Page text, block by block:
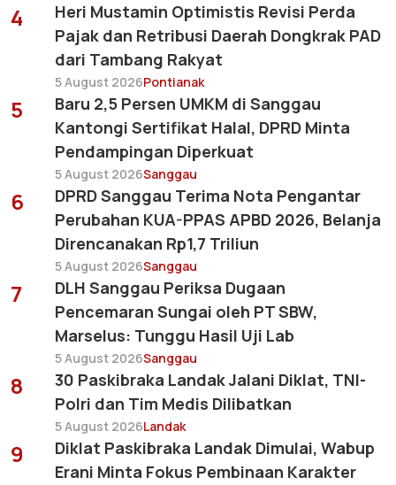
4
Heri Mustamin Optimistis Revisi Perda
Pajak dan Retribusi Daerah Dongkrak PAD
dari Tambang Rakyat
5 August 2026Pontianak
5
Baru 2,5 Persen UMKM di Sanggau
Kantongi Sertifikat Halal, DPRD Minta
Pendampingan Diperkuat
5 August 2026Sanggau
6
DPRD Sanggau Terima Nota Pengantar
Perubahan KUA-PPAS APBD 2026, Belanja
Direncanakan Rp1,7 Triliun
5 August 2026Sanggau
7
DLH Sanggau Periksa Dugaan
Pencemaran Sungai oleh PT SBW,
Marselus: Tunggu Hasil Uji Lab
5 August 2026Sanggau
8
30 Paskibraka Landak Jalani Diklat, TNI-
Polri dan Tim Medis Dilibatkan
5 August 2026Landak
9
Diklat Paskibraka Landak Dimulai, Wabup
Erani Minta Fokus Pembinaan Karakter